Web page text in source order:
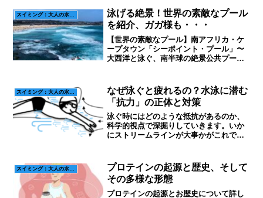
美しさは多くの要...
スイミング：大人の水泳科学
泳げる絶景！世界の素敵なプール
を紹介、ガガ様も・・・
【世界の素敵なプール】南アフリカ・ケ
ープタウン「シーポイント・プール」〜
大西洋と泳ぐ、南半球の絶景公共プー
ト・プール（Sea Point Pavilion
Pool）」...
なぜ泳ぐと疲れるの？水泳に潜む
「抗力」の正体と対策
泳ぐ時にはどのような抵抗があるのか、
科学的視点で深掘りしていきます。いか
にストリームラインが大事かがこれでわ
スイミング：大人の水泳科学
プロテインの起源と歴史、そして
その多様な形態
プロテインの起源とお歴史について詳し